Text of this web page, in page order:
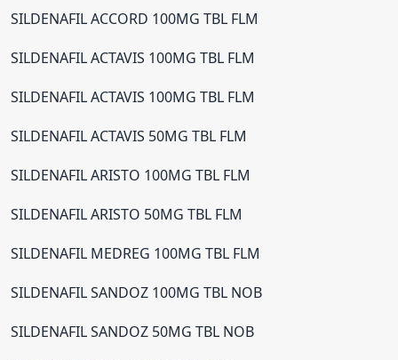
SILDENAFIL ACCORD 100MG TBL FLM
SILDENAFIL ACTAVIS 100MG TBL FLM
SILDENAFIL ACTAVIS 100MG TBL FLM
SILDENAFIL ACTAVIS 50MG TBL FLM
SILDENAFIL ARISTO 100MG TBL FLM
SILDENAFIL ARISTO 50MG TBL FLM
SILDENAFIL MEDREG 100MG TBL FLM
SILDENAFIL SANDOZ 100MG TBL NOB
SILDENAFIL SANDOZ 50MG TBL NOB